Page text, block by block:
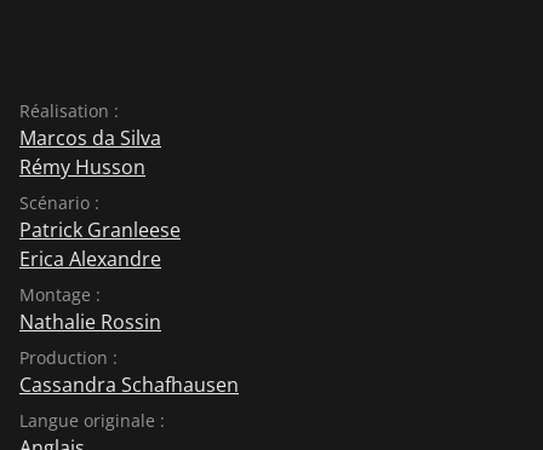
Réalisation :
Marcos da Silva
Rémy Husson
Scénario :
Patrick Granleese
Erica Alexandre
Montage :
Nathalie Rossin
Production :
Cassandra Schafhausen
Langue originale :